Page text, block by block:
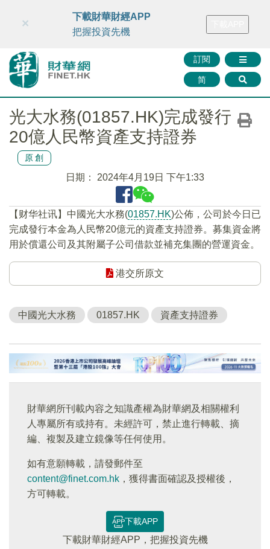
財華智庫網 FINTV FINMETA 財華證券 媒體矩陣
訂閱
简
×
下載財華財經APP
把握投資先機
光大水務(01857.HK)完成發行
20億人民幣資產支持證券
原創
日期： 2024年4月19日 下午1:33
【财华社讯】中國光大水務(01857.HK)公佈，公司於今日已
完成發行本金為人民幣20億元的資產支持證券。募集資金將
用於償還公司及其附屬子公司借款並補充集團的營運資金。
港交所原文
中國光大水務 01857.HK 資產支持證券
財華網所刊載內容之知識產權為財華網及相關權利
人專屬所有或持有。未經許可，禁止進行轉載、摘
編、複製及建立鏡像等任何使用。
如有意願轉載，請發郵件至
content@finet.com.hk ，獲得書面確認及授權後，
方可轉載。
下載APP
下載財華財經APP，把握投資先機